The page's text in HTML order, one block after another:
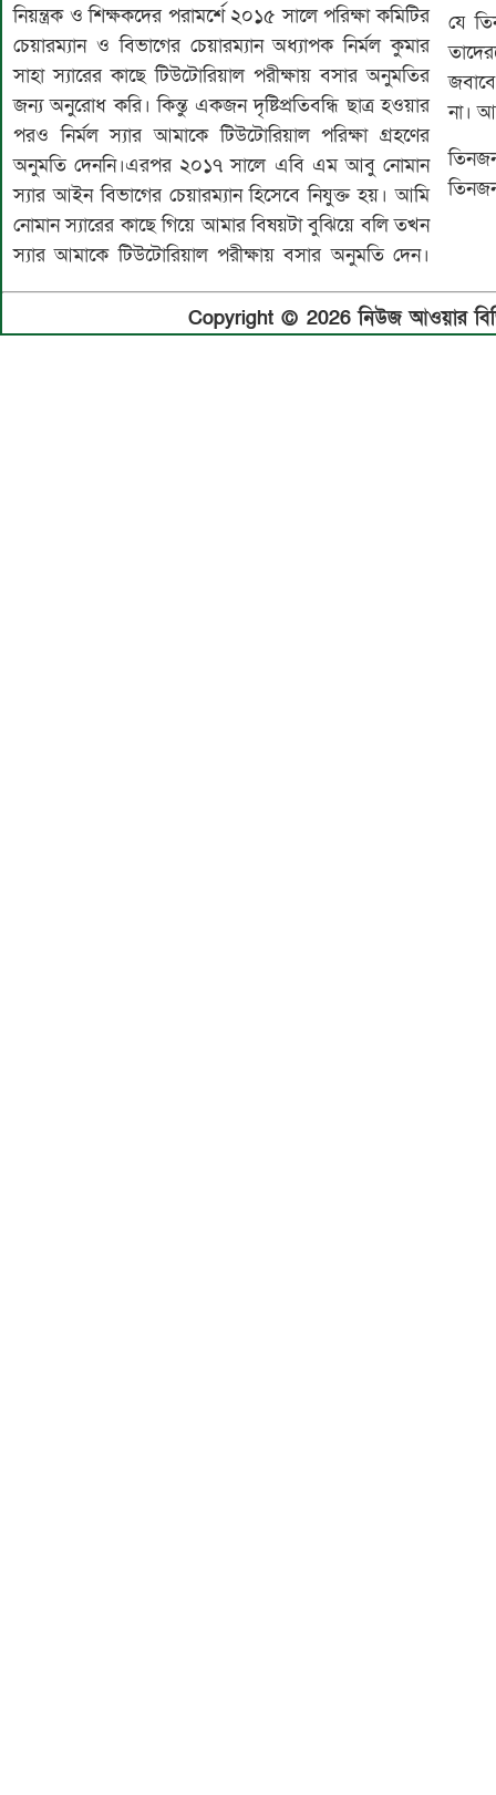
নিয়ন্ত্রক ও শিক্ষকদের পরামর্শে ২০১৫ সালে পরিক্ষা কমিটির
চেয়ারম্যান ও বিভাগের চেয়ারম্যান অধ্যাপক নির্মল কুমার
সাহা স্যারের কাছে টিউটোরিয়াল পরীক্ষায় বসার অনুমতির
জন্য অনুরোধ করি। কিন্তু একজন দৃষ্টিপ্রতিবন্ধি ছাত্র হওয়ার
পরও নির্মল স্যার আমাকে টিউটোরিয়াল পরিক্ষা গ্রহণের
অনুমতি দেননি।এরপর ২০১৭ সালে এবি এম আবু নোমান
স্যার আইন বিভাগের চেয়ারম্যান হিসেবে নিযুক্ত হয়। আমি
নোমান স্যারের কাছে গিয়ে আমার বিষয়টা বুঝিয়ে বলি তখন
স্যার আমাকে টিউটোরিয়াল পরীক্ষায় বসার অনুমতি দেন।
যে
না।
Copyright © 2026 নিউজ আওয়ার